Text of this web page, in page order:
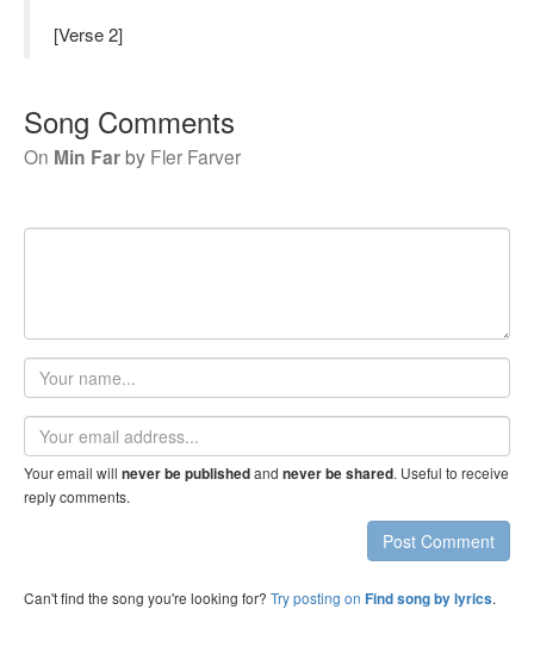
[Verse 2]
Song Comments
On Min Farby Fler Farver
Your
name
Email
address
Your email will never be publishedand never be shared. Useful to receive
reply comments.
Post Comment
Can't find the song you're looking for? Try posting on Find song by lyrics.